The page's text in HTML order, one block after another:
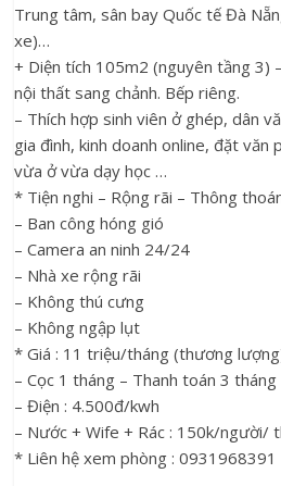
Trung tâm, sân bay Quốc tế Đà
xe)…
+ Diện tích 105m2 (nguyên tầng 3)
nội thất sang chảnh. Bếp riêng.
– Thích hợp sinh viên ở ghép, dân
gia đình, kinh doanh online, đặt văn
vừa ở vừa dạy học …
* Tiện nghi – Rộng rãi – Thông
– Ban công hóng gió
– Camera an ninh 24/24
– Nhà xe rộng rãi
– Không thú cưng
– Không ngập lụt
* Giá : 11 triệu/tháng (thương
– Cọc 1 tháng – Thanh toán 3 tháng
– Điện : 4.500đ/kwh
– Nước + Wife + Rác : 150k/người/
* Liên hệ xem phòng : 0931968391